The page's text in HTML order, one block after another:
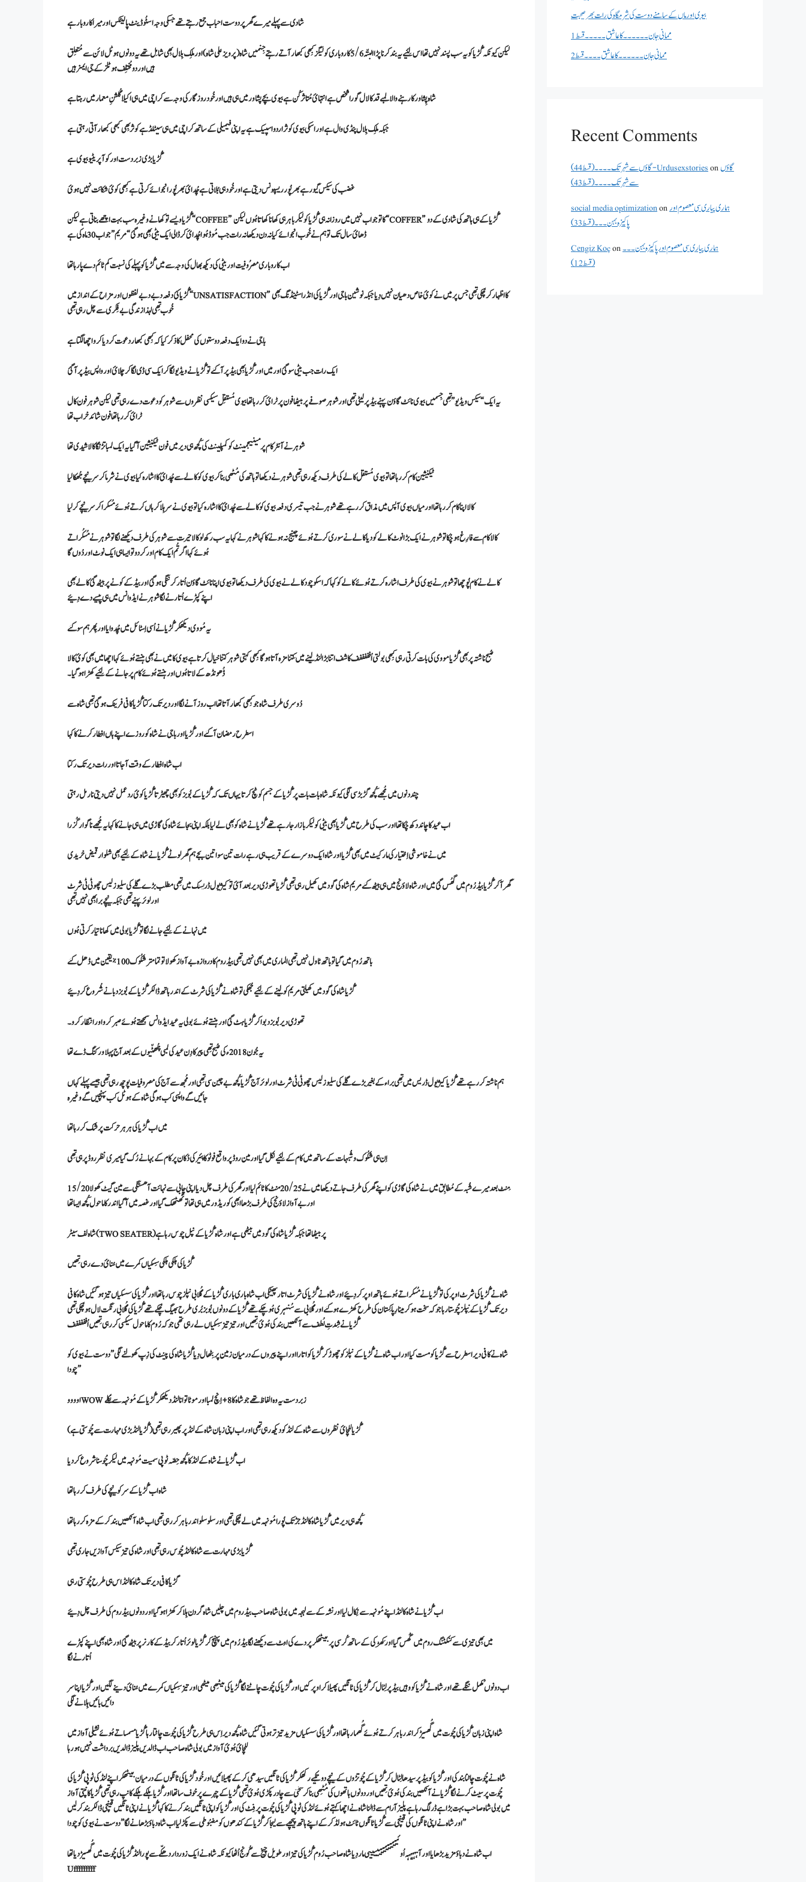
شادی سے پہلے میرے گھر پر دوست احباب جمع رہتے تھے جسکی وجہ اسٹُوڈینٹ پالیٹکس اور میرا کاروبار ہے
لیکن کیونکہ گُڑیا کو یہ سب پسند نہیں تھا اس لِئیے یہ بند کرنا پڑا البتّہ 5/6 کاروباری کولیگز کبِھی کبھار آتے رہتے جِنمیں شاہ (پرویز علی شاہ) اور ملِک بِلال بِھی شامِل تھے یہ دونوں ہوٹل لائن سے مُتعلِق
ہیں اور دو مُختلِف ہوٹلز کے جی ایمز ہیں
شاہ پِشاور کا رہنے والا لمبے قد کا لال گورا شخص ہے انتہائ مُتاثر کُن ہے بیوی بچے پشاور میں ہی ہیں اور خُود روزگار کی وجہ سے کراچی میں ہی اکیلا گُلشنِ معمار میں رہتا ہے
جبکہ ملِک بِلال پنڈی وال ہے اور اسکی بیوی کوثر اردو اسپیک ہے یہ اپنی فیمیلی کے ساتھ کراچی میں ہی سیٹلڈ ہے کوثر بِھی کبھی کبھار آتی رہتی ہے
گُڑیا بڑی زبردست اور کوآپریٹیو بیوی ہے
غضب کی سیکس گیور ہے بھرپُور ریسپونس دیتی ہے اور خُود ہی بُلاتی ہے چُدائ بھرپُور انجوائے کرتی ہے کبِھی کوئ شکائت نہیں ہوئ
گُڑیا ویسے تو کھانے وغیرہ سب بہت اچھے بناتی ہے لیکن “COFFEE” کا تو جواب نہیں میں روزانہ ہی گُڑیا کو لیکر باہر ہی کھانا کھاتا ہُوں لیکن “COFFER”گُڑیا کے ہی ہاتھ کی شادی کے دو
ڈھائ سال تک تو ہم نے خُوب انجوائے کیا نہ دن دیکھا نہ رات جب مُوڈ ہُوا چُدائ کرڈالی ایک بیٹی بِھی ہو گئ “مریم” جو اب 30 ماہ کی ہے
اب کاروباری مصرُوفیت اور بیٹی کی دیکھ بھال کی وجہ سے میں گُڑیا کو پہلے کی نسبت کم ٹائم دے پا رہا تھا
گُڑیا کئ دفعہ دبے دبے لفظوں اور مزاح کے انداز میں “UNSATISFACTION”کا اظہار کرچُکی تِھی جس پر میں نے کوئ خاص دھیان نہیں دِیا جبکہ نوشین باجی اور گُڑیا کی انڈراسٹینڈنگ بِھی
خُوب تِھی لہذا زندگی بے فِکری سے چل رہی تِھی
باجی نے دو ایک دفعہ دوستوں کی محفل کا ذکر کیا کہ کبِھی کبھار دعوت کردیا کرو اچھا لگتا ہے
ایک رات جب بیٹی سو گئ اور میں اور گُڑیا بِھی بیڈ پر آگئے تو گُڑیا نے ویڈیو لگا کر ایک سی ڈی لگا کر چلائ اور واپس بیڈ پر آ گئ
یہ ایک “سیکس ویڈیو”تِھی جِسمیں بیوی نائٹ گاؤن پہنے بیڈ پر لیٹی تِھی اور شوہر صوفے پر بیٹھا فون پر ٹرائ کررہا تھا بیوی مُستقِل سیکسی نظروں سے شوہر کو دعوت دے رہی تِھی لیکن شوہر فون کال
ٹرائ کررہا تھا فون شائد خراب تھا
شوہر نے آنٹرکام پر مینیجمینٹ کو کمپلینٹ کی کُچھ ہی دیر میں فون ٹیکنیشین آ گیا یہ ایک لمبا تڑنگا کالا شیدی تھا
ٹیکنیشین کام کررہا تھا تو بیوی مُستقل کالے کی طرف دیکھ رہی تِھی شوہر نے دیکھا تو ہاتھ کی مُٹھی بنا کر بیوی کو کالے سے چُدائ کا اشارہ کیا بیوی نے شرما کر سر نیچے جُھکا لیا
کالا اپنا کام کررہا تھا اور میاں بیوی آپس میں مذاق کررہے تھے شوہر نے جب تیسری دفعہ بیوی کو کالے سے چُدائ کا اشارہ کیا تو بیوی نے سر ہِلا کر ہاں کرتے ہُوئے مُسکرا کر سر نیچے کر لیا
کالا کام سے فارِغ ہو چُکا تو شوہر نے ایک بڑا نوٹ کالے کو دیا کالے نے سوری کرتے ہُوئے چینج نہ ہونے کا کہا شوہر نے کہا یہ سب رکھ لو کالا حیرت سے شوہر کی طرف دیکھنے لگا تو شوہر نے مُسکُراتے
ہُوئے کہا اگر تُم ایک کام اور کردو تو ایسا ہی ایک نوٹ اور دُوں گا
کالے نے کام پُوچھا تو شوہر نے بیوی کی طرف اشارہ کرتے ہُوئے کالے کو کہا کہ اسکو چود کالے نے بیوی کی طرف دیکھا تو بیوی اپنا نائٹ گاؤن اُتار کر ننگی ہو گئ اور بیڈ کے کونے پر بیٹھ گئ کالے بِھی
اپنے کپڑے اُتارنے لگا شوہر نے ایڈوانس میں ہی پیسے دے دِئیے
یہ مُووی دیکھکر گُڑیا نے اُسی اِسٹائل میں چُدوایا اور پِھر ہم سو گئے
صُبح ناشتہ پر بِھی گُڑیا مووی کی بات کرتی رہی کبِھی بولتی اُفففففف کاشف اتنا بڑا لنڈ لینے میں کِتنا مزہ آتا ہوگا کبِھی کہتی شوہر کتنا خیال کرتا ہے بیوی کا میں نے بِھی ہنستے ہُوئے کہا اچھا میں بِھی کوئ کالا
ڈُھونڈھ کے لاتا ہُوں اور ہنستے ہُوئے کام پر جانے کے لِئیے کھڑا ہو گیا ۔
دُوسری طرف شاہ جو کبِھی کبھار آتا تھا اب روز آنے لگا اور دیر تک رکتا گُڑیا کافی فرینک ہو گئ تِھی شاہ سے
اسطرح رمضان آگئے اور گُڑیا اور باجی نے شاہ کو روزے اپنے ہاں افطار کرنے کا کہا
اب شاہ افطار کے وقت آجاتا اور رات دیر تک رکتا
چند دنوں میں مُجھے کُچھ گڑبڑ سی لگی کیونکہ شاہ بات بات پر گُڑیا کے جسم کو ٹچ کرتا یہاں تک کہ گُڑیا کے بُوبز کو بِھی چھیڑتا گُڑیا کوئ ردعمل نہیں دیتی نارمل رہتی
اب عید کا چاند دکھ چُکا تھا اور سب کی طرح میں گُڑیا بِھی بیٹی کو لیکر بازار جارہے تھے گُڑیا نے شاہ کو بِھی لے لیا بلکہ اپنی بجائے شاہ کی گاڑی میں ہی جانے کا کہا یہ مُجھے ناگوار گُزرا
میں نے خاموشی اِختیار کی مارکیٹ میں بِھی گُڑیا اور شاہ ایک دوسرے کے قریب ہی رہے رات تین سوا تین بجے ہم گھر لوٹے گُڑیا نے شاہ کے لِئیے بِھی شلوار قمیض خریدی
گھر آکر گُڑیا بیڈ رُوم میں گھُس گئ میں اور شاہ لاؤنج میں ہی بیٹھ گئے مریم شاہ کی گود میں کھیل رہی تِھی گُڑیا تھوڑی دیر بعد آئ تو کیژیول ڈریسنگ میں تِھی مطلب بڑے گلے کی سلیوزلیس چھوٹی ٹی شرٹ
اور لوئر پہنے تِھی جبکہ نیچے برا بِھی نہیں تِھی
میں نہانے کے لِئیے جانے لگا تو گُڑیا بولی میں کھانا تیار کرتی ہُوں
باتھ رُوم میں گیا تو باتھ ٹاول نہیں تِھی الماری میں بِھی نہیں تِھی بیڈ روم کا دروازہ بے آواز کھولا تو تمامتر شکُوک 100% یقین میں ڈھل گئے
گُڑیا شاہ کی گود میں کھیلتی مریم کو لینے کے لِئیے جُھکی تو شاہ نے گُڑیا کی شرٹ کے اندر ہاتھ ڈالکر گُڑیا کے بُوبز دبانے شُروع کردِئیے
تھوڑی دیر بُوبز دبوا کر گُڑیا ہٹ گئ اور ہنستے ہُوئے بولی یہ عید ایڈوانس سمجھتے ہُوئے صبر کرو اور انتظار کرو۔
یہ جُون 2018ء کی صُبح تِھی پیر کا دِن عید کی لمبی چُھٹّیوں کے بعد آج پہلا ورکنگ ڈے تھا
ہم ناشتہ کررہے تھے گُڑیا کیژیول ڈریس میں تِھی براء کے بغیر بڑے گلے کی سلیوزلیس چھوٹی ٹی شرٹ اور لوئر آج گُڑیا کُچھ بے چین سی تِھی اور مُجھ سے آج کی مصروفیات پوچھ رہی تِھی جیسے پہلے کہاں
جائیں گے واپسی کب ہوگی شاہ کے ہوٹل کب پہنچیں گے وغیرہ
میں اب گُڑیا کی ہر ہر حرکت پر شک کررہا تھا
اِن ہی شکُوک و شُبہات کے ساتھ میں کام کے لِئیے نکل گیا اور مین روڈ پر واقع فوٹو کاپئیر کی دُکان پر کام کے بہانے رُک گیا میری نظر روڈ پر ہی تِھی
15/20مِنٹ بعد میرے شُبہ کے مُطابِق میں نے شاہ کی گاڑی کو اپنے گھر کی طرف جاتے دیکھا میں نے 20/25 منٹ کا ٹائم لیا اور گھر کی طرف چل دیا اپنی چابی سے نہائت آھستگی سے مین گیٹ کھولا
اور بے آواز لاؤنج کی طرف بڑھا ابِھی کوریڈور میں ہی تھا تو ٹھٹھک گیا اور غصہ میں آگیا اندر کا ماحول کُچھ ایسا تھا
شاہ لف سیٹر (TWO SEATER)پر بیٹھا تھا جبکہ گُڑیا شاہ کی گود میں بیٹھی ہے اور شاہ گُڑیا کے نپل چوس رہا ہے
گُڑیا کی ہلکی ہلکی سِسکیاں کمرے میں سُنائ دے رہی تِھیں
شاہ نے گُڑیا کی شرٹ اوپر کی تو گُڑیا نے مُسکراتے ہُوئے ہاتھ اوپر کر دِئیے اور شاہ نے گُڑیا کی شرٹ اتار پھینکی اب شاہ باری باری گُڑیا کے گُلابی نپلز چوس رہا تھا اور گُڑیا کی سسکیاں تیز ہو گئیں شاہ کافی
دیر تک گُڑیا کے نِپلز چُوستا رہا جوکہ سخت ہوکر مینارِ پاکِستان کی طرح کھڑے ہو گئے اور گُلابی سے سُنہری ہُوچکے تھے گُڑیا کے دونوں بُوبز بُری طرح بھیگ چُکے تھے گُڑیا کی گُلابی رنگت لال ہو چُکی تِھی
گُڑیا نے شِدتِ لُطف سے آنکھیں بند کی ہُوئ تِھیں اور تیز تیز سِسکیاں لے رہی تھی جو کہ رُوم کا ماحول سیکسی کررہی تِھیں اُفففففف
شاہ نے کافی دیر اسطرح سے گُڑیا کو مست کیا اور اب شاہ نے گُڑیا کے نپلز کو چھوڑ کر گُڑیا کو اتارا اور اپنے پیروں کے درمیان زمین پر بِٹھال دِیا گُڑیا شاہ کی پینٹ کی زِپ کھولنے لگی”دوست نے بیوی کو
چودا”
اوووو WOW زبردست یہ وہ الفاظ تھے جو شاہ کا 8+ اِنچ لمبا اور موٹا توانا لنڈ دیکھکر گُڑیا کے مُونہہ سے نِکلے
گُڑیا للچائ نظروں سے شاہ کے لنڈ کو دیکھ رہی تِھی اور اب اپنی زبان شاہ کے لنڈ پر پھیر رہی تِھی (گُڑیا لنڈ بڑی مہارت سے چُوستی ہے)
اب گُڑیا نے شاہ کے لنڈ کا کُچھ حِصّہ ٹوپی سمیت مُونہہ میں لیکر چُوسنا شروع کردیا
شاہ اب گُڑیا کے سر کو نیچے کی طرف کررہا تھا
کُچھ ہی دیر میں گُڑیا شاہ کا لنڈ جڑ تک پُورا مُونہہ میں لے چُکی تِھی اور سلو سلو اندر باہر کررہی تِھی اب شاہ آنکھیں بند کرکےمزہ کررہا تھا
گُڑیا بڑی مہارت سے شاہ کا لنڈ چُوس رہی تِھی اور شاہ کی تیز سیکس آوازیں جاری تِھی
گڑیا کافی دیر تک شاہ کا لنڈ اس ہی طرح چُوستی رہی
اب گُڑیا نے شاہ کا لنڈ اپنے مُونہہ سے نِکال لیا اور نشہ کے سے لہجہ میں بولی شاہ صاحب بیڈ روم میں چلیں شاہ گردن ہِلا کر کھڑا ہو گیا اور دونوں بیڈ روم کی طرف چل دِئیے
میں بِھی تیزی سے کنکٹنگ روم میں گُھس گیا اور کِھڑکی کے ساتھ کُرسی پر بیٹھکر پردے کی اوٹ سے دیکھنے لگا بیڈ رُوم میں پہنچ کر گُڑیا لوئر اُتار کر بیڈ کے کارنر پر بیٹھ گئ اور شاہ بِھی اپنے کپڑے
اُتارنے لگا
اب دونوں مُکمل ننگے تھے اور شاہ نے گُڑیا کو وہیں بیڈ پر لِٹال کر گُڑیا کی ٹانگیں پھیلا کر اوپر کیں اور گُڑیا کی چُوت چاٹنے لگا گُڑیا کی میٹِھی میٹھی اور تیز سِسکیاں کمرے میں سُنائ دینے لگیں اور گُڑیا اپنا سر
دائیں بائیں ہِلانے لگی
شاہ اپنی زبان گُڑیا کی چُوت میں گُھسیڑ کر اندر باہر کرتے ہُوئے گُھما رہا تھا اور گُڑیا کی سسکیاں مزید تیز تر ہوتی گئیں شاہ کُچھ دیر اِس ہی طرح گُڑیا کی چُوت چاٹتا رہا گُڑیا مسمساتے ہُوئے نشیلی آواز میں
للچائ ہُوئ آواز میں بولی شاہ صاحب اب ڈالدیں پلیز ڈالدیں برداشت نہیں ہو رہا
شاہ نے چُوت چاٹنا بند کی اور گُڑیا کو بیڈ پر سیدھا لِٹال کر گُڑیا کے چُوتڑوں کے نیچے دو تکِیے رکھکر گُڑیا کی ٹانگیں سیدھی کرکے پھیلائیں اور خُود گُڑیا کی ٹانگوں کے درمیان بیٹھکر اپنے لنڈ کی ٹوپی گُڑیا کی
چُوت پر سیٹ کرنے لگا گُڑیا نے آنکھیں بند کی ہُوئ تِھیں اور دونوں ہاتھوں کی مُٹِھی بنا کر سختی سے چادر پکڑی ہُوئ تِھی گُڑیا کے چہرے پر خوف سا تھا اور گُڑیا ہلکے ہلکے کانپ رہی تِھی گُڑیا کانپتی آواز
میں بولی شاہ صاحب بہت بڑا ہے ڈر لگ رہا ہے پلیز آرام سے ڈالنا شاہ نے اچھا کہتے ہُوئے لنڈ کی ٹوپی گُڑیا کی چُوت پر فِٹ کی اور گُڑیا کو اپنی ٹانگیں بند کرنے کا کہا گُڑیا نے اپنی ٹانگیں قینچی ڈالکر بند کرلیں
اور شاہ نے اپنی ٹانگوں کی قینچی سے گُڑیا ٹانگوں ٹائٹ ہولڈ کرکے اپنے ہاتھ پیچھے سے لیجا کر گُڑیا کے کندھوں کو مضبُوطی سے پکڑ لیا اب شاہ دباؤ بڑھانے لگا”دوست نے بیوی کو چودا”
اب شاہ نے دباؤ مزید بڑھایا اور آہہہہہہ اُوئییییییییییییی مار دِیا شاہ صاحب رُوم گُڑیا کی تیز اور طویل چیخ سے گُونج اُٹھا کیونکہ شاہ نے ایک زوردار دھکّے سے پورا لنڈ گُڑیا کی چُوت میں گُھسیڑ دیا تھا
Ufffffffff
بیوی اور ماں کے سامنے دوست کی شرمگاہ کی رات بھر صحبت
ممانی جان ۔۔۔۔۔۔کا عاشق ۔۔۔۔۔قسط 1
ممانی جان ۔۔۔۔۔۔کا عاشق ۔۔۔۔قسط 2
Recent Comments
گاؤں سے شہر تک۔۔۔۔(قسط 44) - Urdusexstoriesonگاؤں
سے شہر تک۔۔۔۔(قسط 43)
social media optimizationonہماری پیاری سی معصوم اور
پاکیزہ بہن۔۔۔(قسط33)
Cengiz Koçonہماری پیاری سی معصوم اور پاکیزہ بہن۔۔۔
(قسط12)